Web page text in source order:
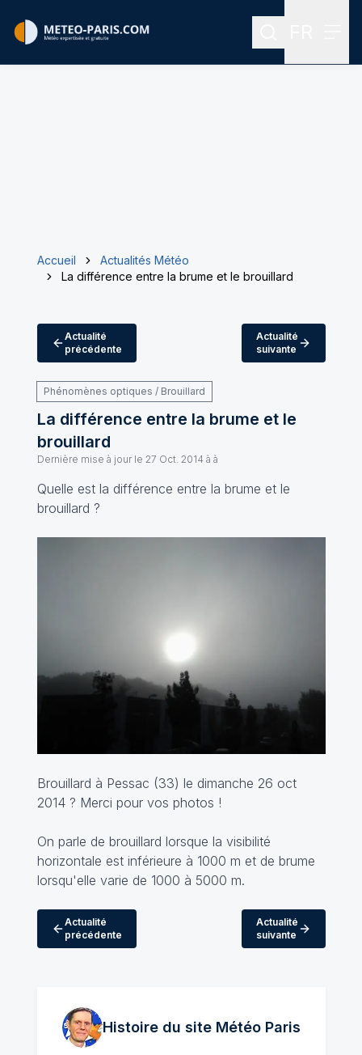
Rechercher
Accueil
Actualités Météo
La différence entre la brume et le brouillard
Actualité
précédente
Actualité
suivante
Phénomènes optiques / Brouillard
La différence entre la brume et le
brouillard
Dernière mise à jour le 27 Oct. 2014 à à
Quelle est la différence entre la brume et le
brouillard ?
Brouillard à Pessac (33) le dimanche 26 oct
2014 ? Merci pour vos photos !
On parle de brouillard lorsque la visibilité
horizontale est inférieure à 1000 m et de brume
lorsqu'elle varie de 1000 à 5000 m.
Actualité
précédente
Actualité
suivante
Histoire du site MétéoParis